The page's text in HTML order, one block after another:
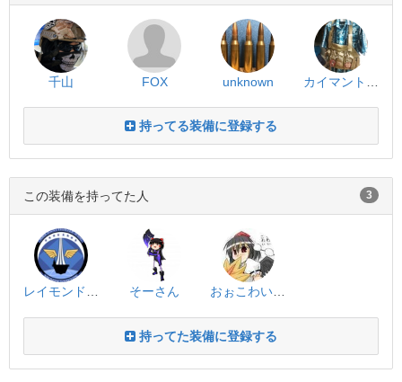
千山 FOX unknown
持ってる装備に登録する
この装備を持ってた人 3
レイモンド@軍曹 そーさん おぉこわいこわい
持ってた装備に登録する